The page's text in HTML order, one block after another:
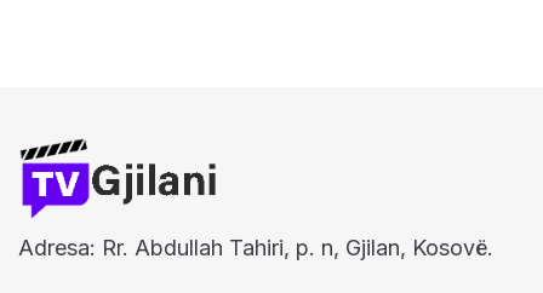
Adresa: Rr. Abdullah Tahiri, p. n, Gjilan, Kosovë.